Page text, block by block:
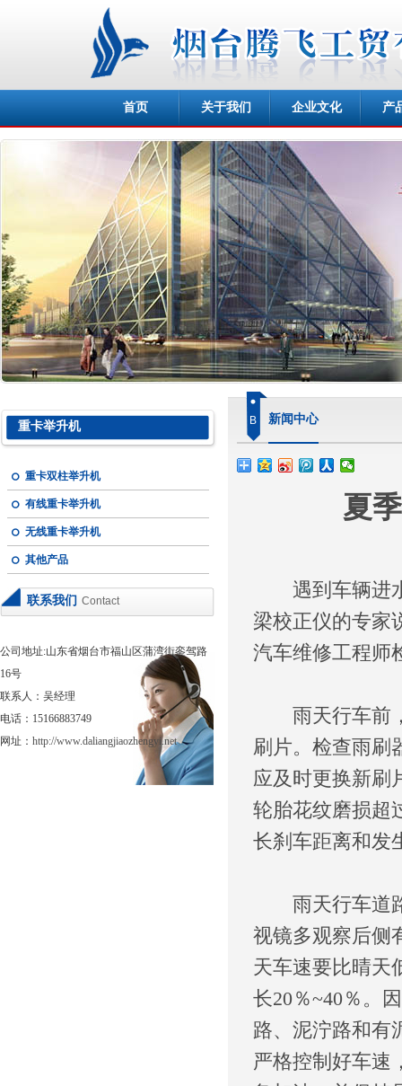
首页 关于我们 企业文化 产
重卡举升机
重卡双柱举升机
有线重卡举升机
无线重卡举升机
其他产品
联系我们 Contact
公司地址:山东省烟台市福山区蒲湾街銮驾路
16号
联系人：吴经理
电话：15166883749
网址： http://www.daliangjiaozhengyi.net
B 新闻中心
夏
遇到车辆进水
梁校正仪的专家
汽车维修工程师
雨天行车前，
刷片。检查雨刷
应及时更换新刷
轮胎花纹磨损超
长刹车距离和发
雨天行车道路
视镜多观察后侧
天车速要比晴天
长20％~40％。
路、泥泞路和有
严格控制好车速